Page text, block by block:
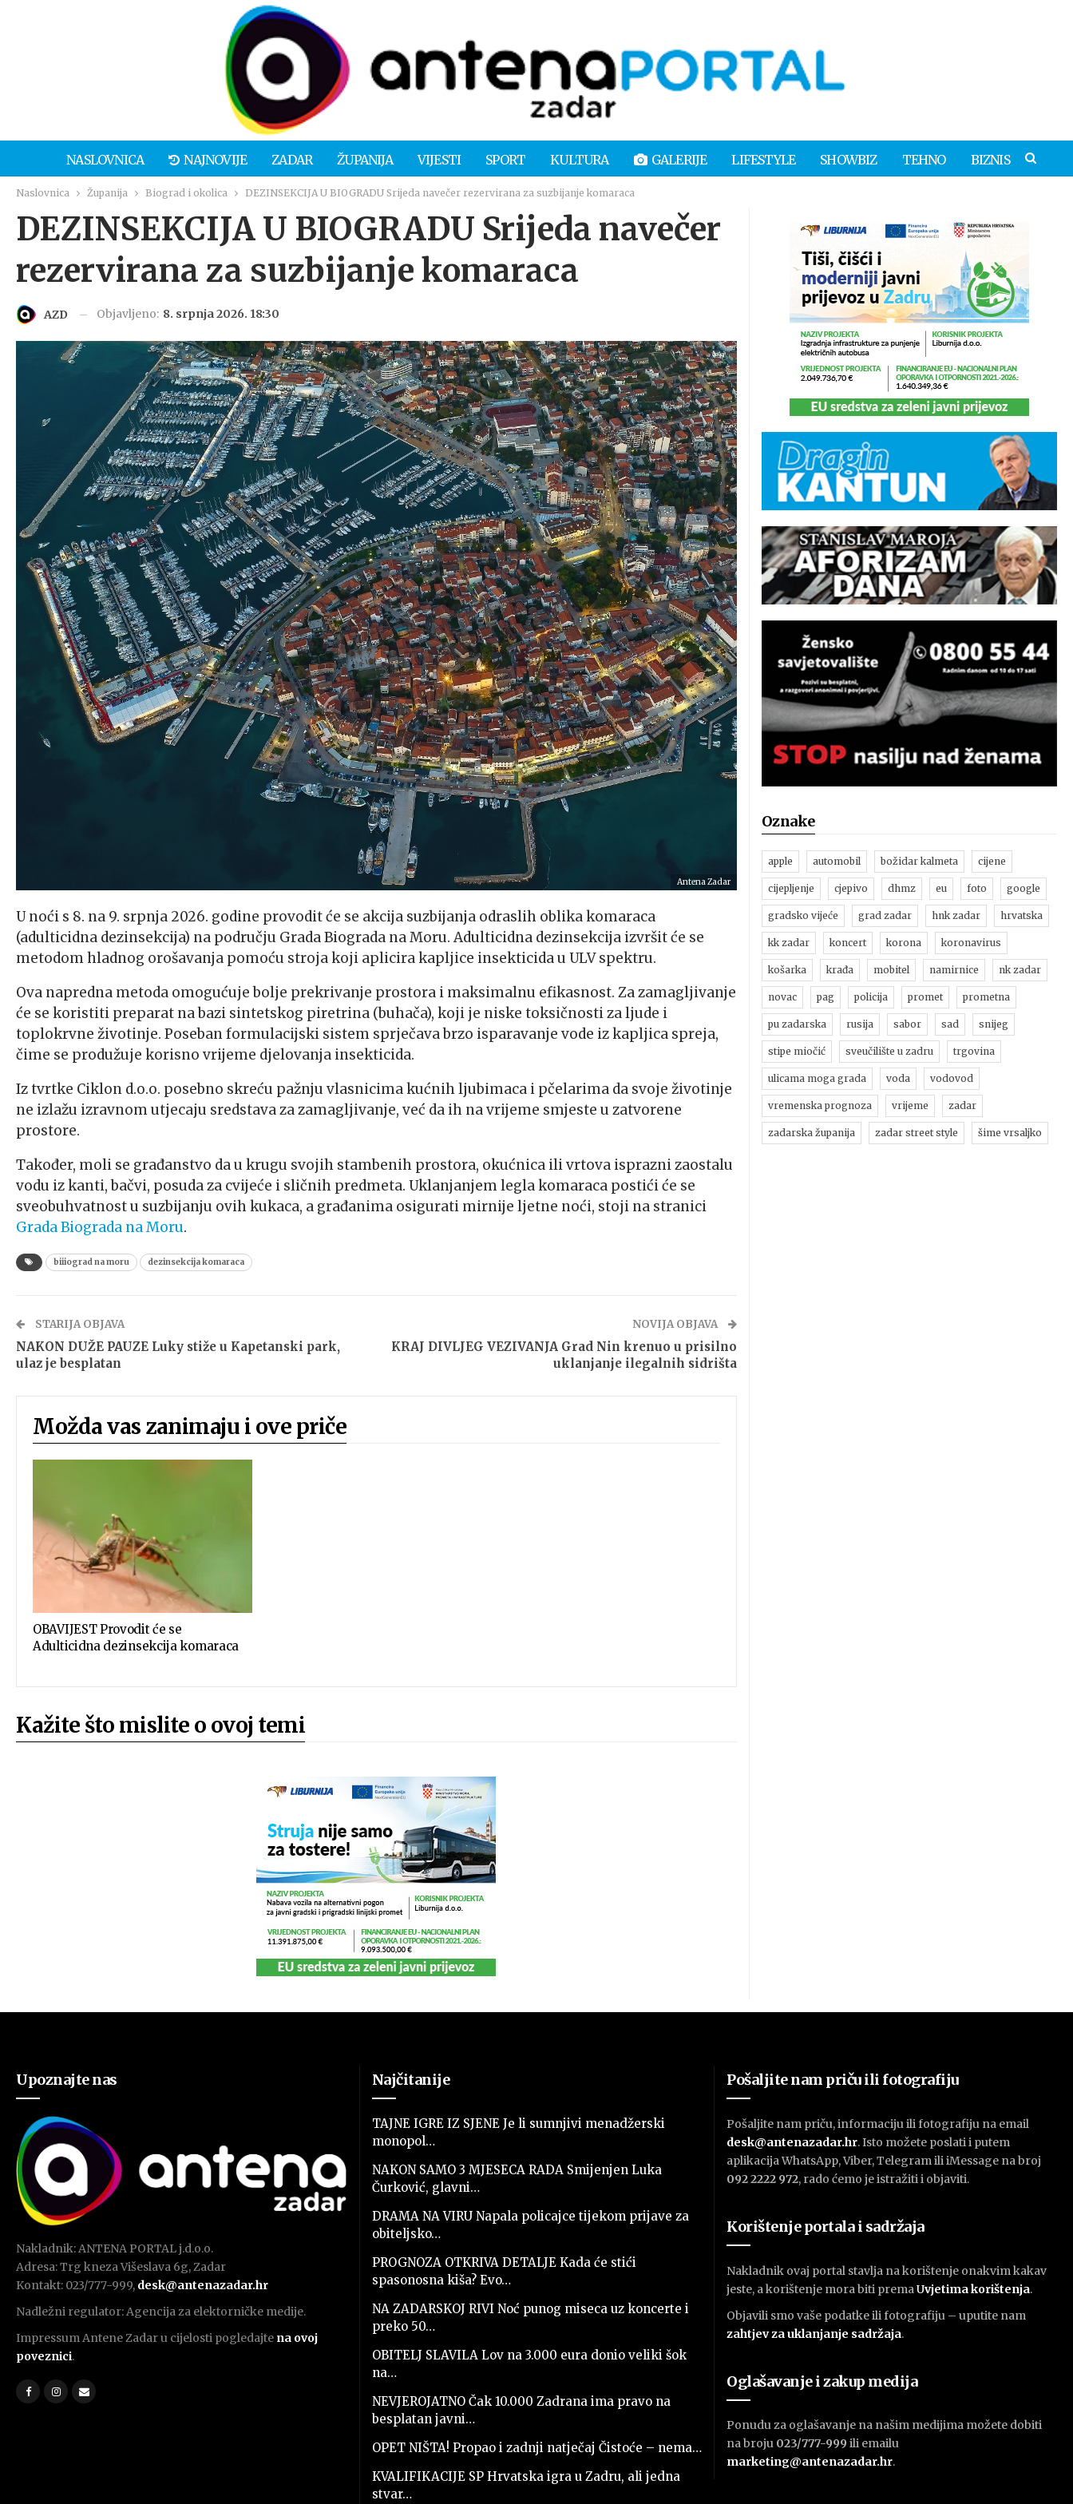
NASLOVNICA NAJNOVIJE ZADAR ŽUPANIJA VIJESTI SPORT KULTURA GALERIJE LIFESTYLE SHOWBIZ TEHNO BIZNIS
Naslovnica Županija Biograd i okolica DEZINSEKCIJA U BIOGRADU Srijeda navečer rezervirana za suzbijanje komaraca
DEZINSEKCIJA U BIOGRADU Srijeda navečer
rezervirana za suzbijanje komaraca
AZD Objavljeno: 8. srpnja 2026. 18:30
Antena Zadar
U noći s 8. na 9. srpnja 2026. godine provodit će se akcija suzbijanja odraslih oblika komaraca
(adulticidna dezinsekcija) na području Grada Biograda na Moru. Adulticidna dezinsekcija izvršit će se
metodom hladnog orošavanja pomoću stroja koji aplicira kapljice insekticida u ULV spektru.
Ova napredna metoda omogućuje bolje prekrivanje prostora i maksimalnu efikasnost. Za zamagljivanje
će se koristiti preparat na bazi sintetskog piretrina (buhača), koji je niske toksičnosti za ljude i
toplokrvne životinje. Poseban formulacijski sistem sprječava brzo isparavanje vode iz kapljica spreja,
čime se produžuje korisno vrijeme djelovanja insekticida.
Iz tvrtke Ciklon d.o.o. posebno skreću pažnju vlasnicima kućnih ljubimaca i pčelarima da svoje životinje
ne izlažu izravnom utjecaju sredstava za zamagljivanje, već da ih na vrijeme smjeste u zatvorene
prostore.
Također, moli se građanstvo da u krugu svojih stambenih prostora, okućnica ili vrtova isprazni zaostalu
vodu iz kanti, bačvi, posuda za cvijeće i sličnih predmeta. Uklanjanjem legla komaraca postići će se
sveobuhvatnost u suzbijanju ovih kukaca, a građanima osigurati mirnije ljetne noći, stoji na stranici
Grada Biograda na Moru.
biiiograd na moru dezinsekcija komaraca
STARIJA OBJAVA
NAKON DUŽE PAUZE Luky stiže u Kapetanski park,
ulaz je besplatan
NOVIJA OBJAVA
KRAJ DIVLJEG VEZIVANJA Grad Nin krenuo u prisilno
uklanjanje ilegalnih sidrišta
Možda vas zanimaju i ove priče
OBAVIJEST Provodit će se
Adulticidna dezinsekcija komaraca
Kažite što mislite o ovoj temi
Oznake
apple automobil božidar kalmeta cijene
cijepljenje cjepivo dhmz eu foto google
gradsko vijeće grad zadar hnk zadar hrvatska
kk zadar koncert korona koronavirus
košarka krađa mobitel namirnice nk zadar
novac pag policija promet prometna
pu zadarska rusija sabor sad snijeg
stipe miočić sveučilište u zadru trgovina
ulicama moga grada voda vodovod
vremenska prognoza vrijeme zadar
zadarska županija zadar street style šime vrsaljko
Upoznajte nas
Nakladnik: ANTENA PORTAL j.d.o.o.
Adresa: Trg kneza Višeslava 6g, Zadar
Kontakt: 023/777-999, desk@antenazadar.hr
Nadležni regulator: Agencija za elektorničke medije.
Impressum Antene Zadar u cijelosti pogledajte na ovoj
poveznici.
Najčitanije
TAJNE IGRE IZ SJENE Je li sumnjivi menadžerski
monopol…
NAKON SAMO 3 MJESECA RADA Smijenjen Luka
Čurković, glavni…
DRAMA NA VIRU Napala policajce tijekom prijave za
obiteljsko…
PROGNOZA OTKRIVA DETALJE Kada će stići
spasonosna kiša? Evo…
NA ZADARSKOJ RIVI Noć punog miseca uz koncerte i
preko 50…
OBITELJ SLAVILA Lov na 3.000 eura donio veliki šok
na…
NEVJEROJATNO Čak 10.000 Zadrana ima pravo na
besplatan javni…
OPET NIŠTA! Propao i zadnji natječaj Čistoće – nema…
KVALIFIKACIJE SP Hrvatska igra u Zadru, ali jedna
stvar…
Pošaljite nam priču ili fotografiju
Pošaljite nam priču, informaciju ili fotografiju na email
desk@antenazadar.hr. Isto možete poslati i putem
aplikacija WhatsApp, Viber, Telegram ili iMessage na broj
092 2222 972, rado ćemo je istražiti i objaviti.
Korištenje portala i sadržaja
Nakladnik ovaj portal stavlja na korištenje onakvim kakav
jeste, a korištenje mora biti premaUvjetima korištenja.
Objavili smo vaše podatke ili fotografiju – uputite nam
zahtjev za uklanjanje sadržaja.
Oglašavanje i zakup medija
Ponudu za oglašavanje na našim medijima možete dobiti
na broju 023/777-999 ili emailu
marketing@antenazadar.hr.